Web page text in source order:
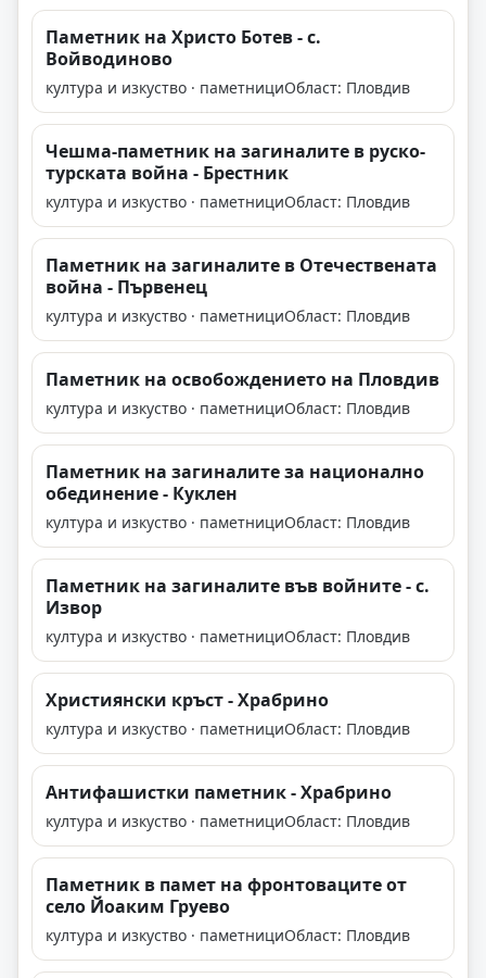
Паметник на Христо Ботев - с.
Войводиново
култура и изкуство · паметнициОбласт: Пловдив
Чешма-паметник на загиналите в руско-
турската война - Брестник
култура и изкуство · паметнициОбласт: Пловдив
Паметник на загиналите в Отечествената
война - Първенец
култура и изкуство · паметнициОбласт: Пловдив
Паметник на освобождението на Пловдив
култура и изкуство · паметнициОбласт: Пловдив
Паметник на загиналите за национално
обединение - Куклен
култура и изкуство · паметнициОбласт: Пловдив
Паметник на загиналите във войните - с.
Извор
култура и изкуство · паметнициОбласт: Пловдив
Християнски кръст - Храбрино
култура и изкуство · паметнициОбласт: Пловдив
Антифашистки паметник - Храбрино
култура и изкуство · паметнициОбласт: Пловдив
Паметник в памет на фронтоваците от
село Йоаким Груево
култура и изкуство · паметнициОбласт: Пловдив